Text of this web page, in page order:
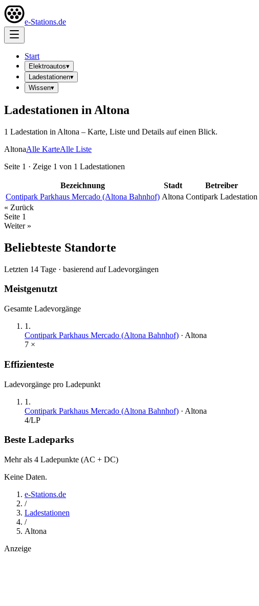
e-Stations.de
Start
Elektroautos▾
Ladestationen▾
Wissen▾
Ladestationen in Altona
1 Ladestation in Altona – Karte, Liste und Details auf einen Blick.
AltonaAlle KarteAlle Liste
Seite 1 · Zeige 1 von 1 Ladestationen
Bezeichnung Stadt Betreiber
Contipark Parkhaus Mercado (Altona Bahnhof) Altona Contipark Ladestation
« Zurück
Seite 1
Weiter »
Beliebteste Standorte
Letzten 14 Tage · basierend auf Ladevorgängen
Meistgenutzt
Gesamte Ladevorgänge
1 .
Contipark Parkhaus Mercado (Altona Bahnhof) · Altona
7 ×
Effizienteste
Ladevorgänge pro Ladepunkt
1 .
Contipark Parkhaus Mercado (Altona Bahnhof) · Altona
4/LP
Beste Ladeparks
Mehr als 4 Ladepunkte (AC + DC)
Keine Daten.
e-Stations.de
/
Ladestationen
/
Altona
Anzeige